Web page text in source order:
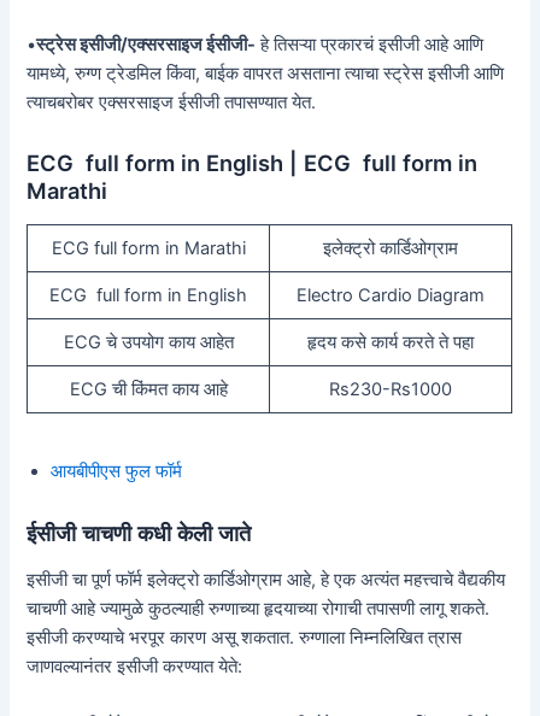
•स्ट्रेस इसीजी/एक्सरसाइज ईसीजी- हे तिसऱ्या प्रकारचं इसीजी आहे आणि
यामध्ये, रुग्ण ट्रेडमिल किंवा, बाईक वापरत असताना त्याचा स्ट्रेस इसीजी आणि
त्याचबरोबर एक्सरसाइज ईसीजी तपासण्यात येत.
ECG full form in English | ECG full form in
Marathi
ECG full form in Marathi इलेक्ट्रो कार्डिओग्राम
ECG full form in English Electro Cardio Diagram
ECG चे उपयोग काय आहेत हृदय कसे कार्य करते ते पहा
ECG ची किंमत काय आहे Rs230-Rs1000
आयबीपीएस फुल फॉर्म
ईसीजी चाचणी कधी केली जाते
इसीजी चा पूर्ण फॉर्म इलेक्ट्रो कार्डिओग्राम आहे, हे एक अत्यंत महत्त्वाचे वैद्यकीय
चाचणी आहे ज्यामुळे कुठल्याही रुग्णाच्या हृदयाच्या रोगाची तपासणी लागू शकते.
इसीजी करण्याचे भरपूर कारण असू शकतात. रुग्णाला निम्नलिखित त्रास
जाणवल्यानंतर इसीजी करण्यात येते: